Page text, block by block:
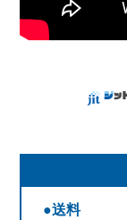
●送料